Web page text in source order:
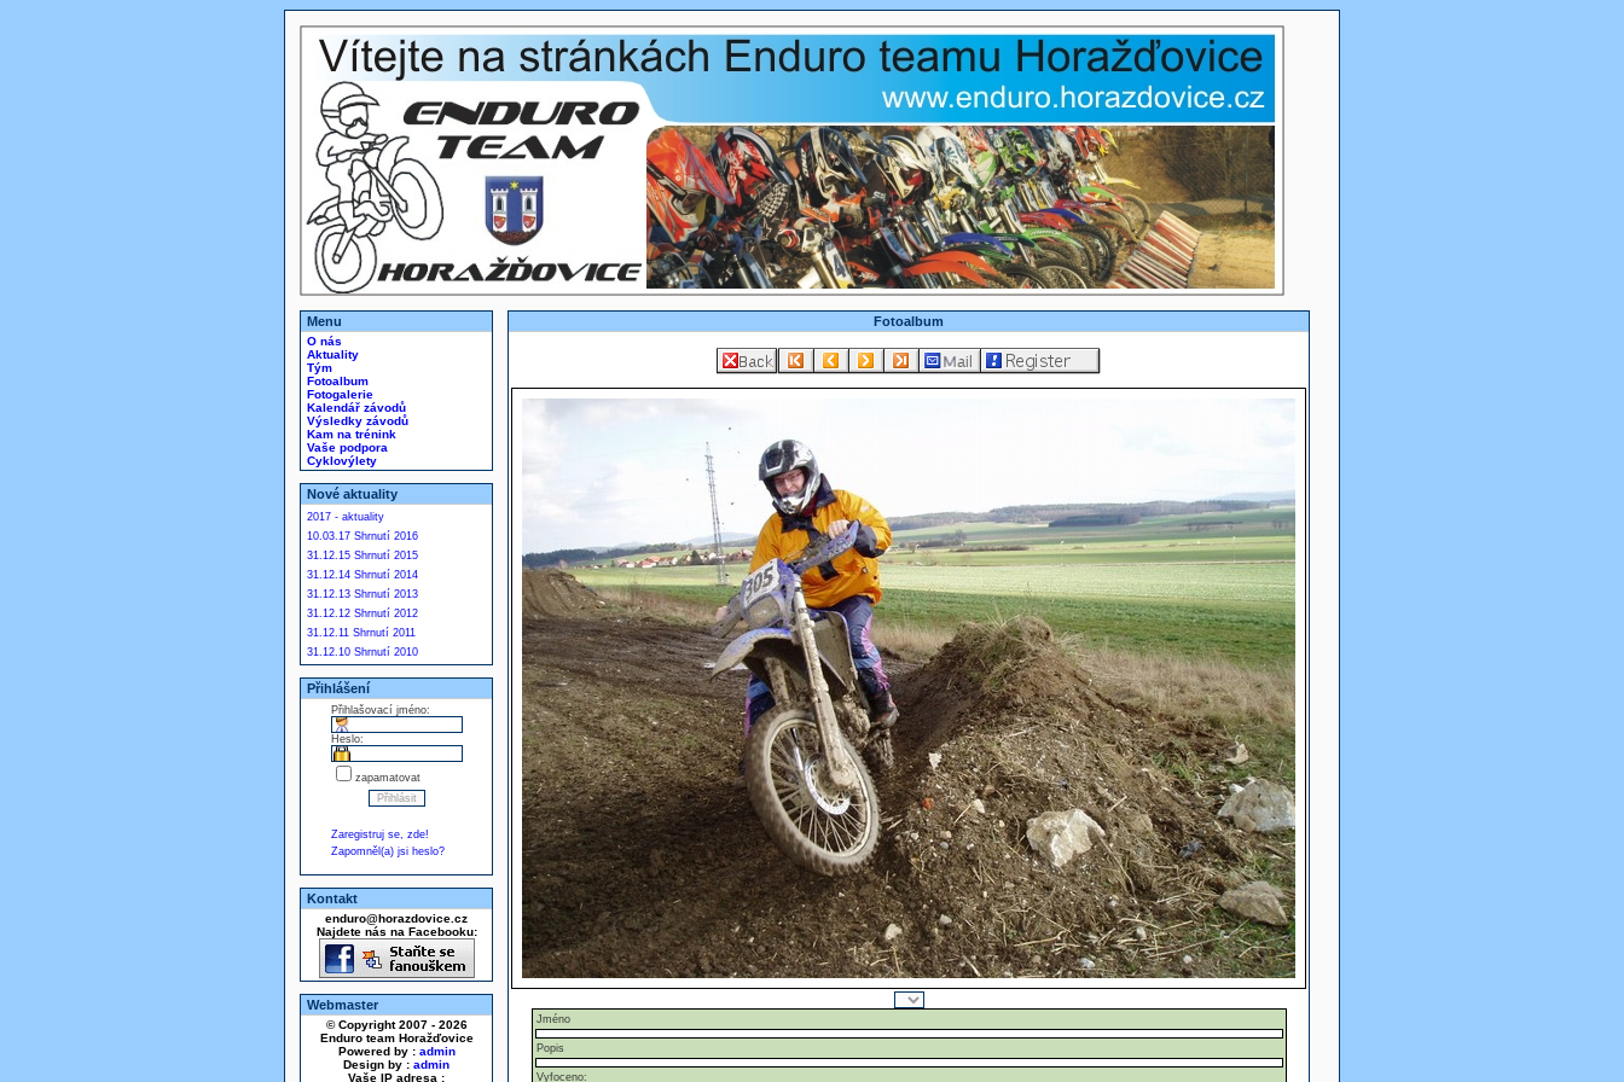
Menu
O nás
Aktuality
Tým
Fotoalbum
Fotogalerie
Kalendář závodů
Výsledky závodů
Kam na trénink
Vaše podpora
Cyklovýlety
Nové aktuality
2017 - aktuality
10.03.17 Shrnutí 2016
31.12.15 Shrnutí 2015
31.12.14 Shrnutí 2014
31.12.13 Shrnutí 2013
31.12.12 Shrnutí 2012
31.12.11 Shrnutí 2011
31.12.10 Shrnutí 2010
Přihlášení
Přihlašovací jméno:
Heslo:
zapamatovat
Zaregistruj se, zde!
Zapomněl(a) jsi heslo?
Kontakt
enduro@horazdovice.cz
Najdete nás na Facebooku:
Webmaster
© Copyright 2007 - 2026
Enduro team Horažďovice
Powered by : admin
Design by : admin
Vaše IP adresa :
Fotoalbum
Jméno
Popis
Vyfoceno: